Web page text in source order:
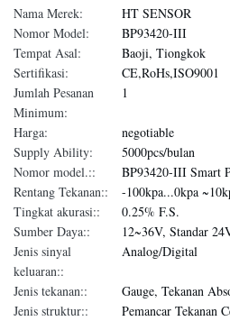
Nama Merek:
HT SENSOR
Nomor Model:
BP93420-III
Tempat Asal:
Baoji, Tiongkok
Sertifikasi:
CE,RoHs,ISO9001
Jumlah Pesanan
Minimum:
1
Harga:
negotiable
Supply Ability:
5000pcs/bulan
Nomor model.::
BP93420-III Smart
Rentang Tekanan::
-100kpa...0kpa
Tingkat akurasi::
0.25% F.S.
Sumber Daya::
12~36V, Standar
Jenis sinyal
keluaran::
Analog/Digital
Jenis tekanan::
Gauge, Tekanan
Jenis struktur::
Pemancar Tekanan